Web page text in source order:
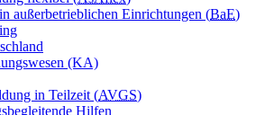
außerbetrieblichen Einrichtungen (BaE)
(KA)
in Teilzeit (AVGS)
Hilfen